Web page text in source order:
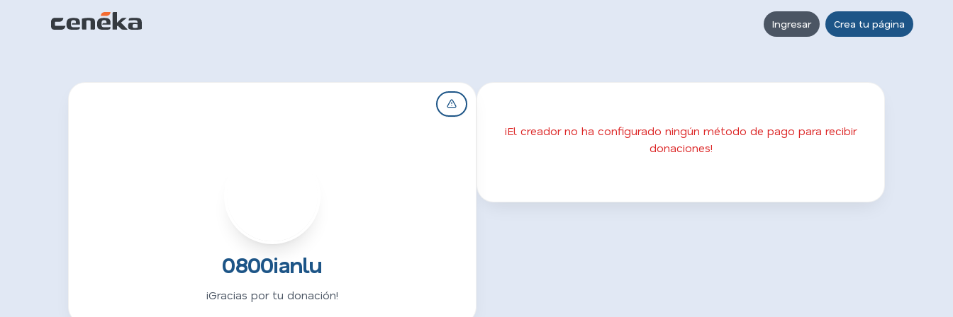
Ingresar Crea tu página
0800ianlu
¡Gracias por tu donación!
¡El creador no ha configurado ningún método de pago para recibir
donaciones!